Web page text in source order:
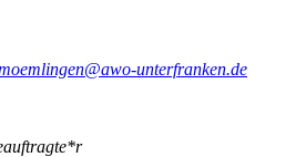
unterfranken.de